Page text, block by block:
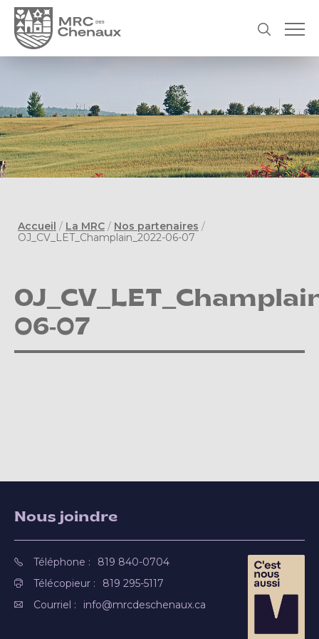
Accueil / La MRC / Nos partenaires /
OJ_CV_LET_Champlain_2022-06-07
06-07
Nous joindre
Téléphone :
819 840-0704
Télécopieur :
819 295-5117
Courriel :
info@mrcdeschenaux.ca